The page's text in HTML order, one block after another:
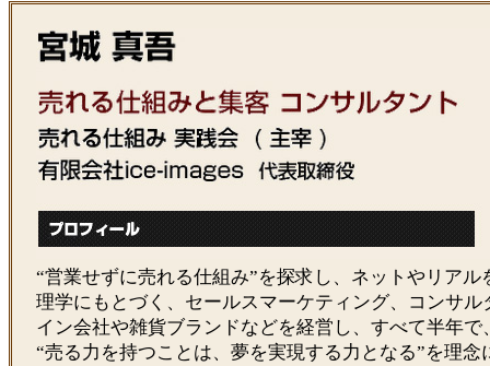
“営業せずに売れる仕組み”を探求し、ネットやリア
理学にもとづく、セールスマーケティング、コンサ
イン会社や雑貨ブランドなどを経営し、すべて半年
“売る力を持つことは、夢を実現する力となる”を理